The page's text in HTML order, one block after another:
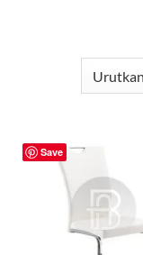
Save